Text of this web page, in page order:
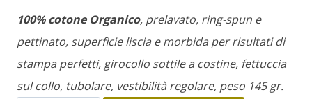
100% cotone Organico, prelavato, ring-spun e
pettinato, superficie liscia e morbida per risultati di
stampa perfetti, girocollo sottile a costine, fettuccia
sul collo, tubolare, vestibilità regolare, peso 145 gr.